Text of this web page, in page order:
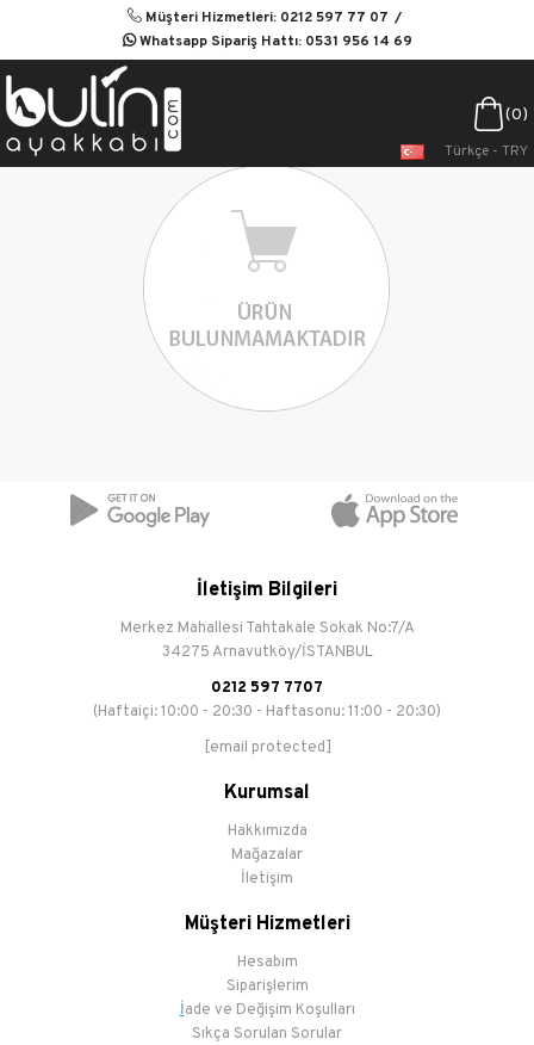
Müşteri Hizmetleri: 0212 597 77 07
Whatsapp Sipariş Hattı: 0531 956 14 69
0
Türkçe - TRY
İletişim Bilgileri
Merkez Mahallesi Tahtakale Sokak No:7/A
34275 Arnavutköy/İSTANBUL
0212 597 7707
(Haftaiçi: 10:00 - 20:30 - Haftasonu: 11:00 - 20:30)
[email protected]
Kurumsal
Hakkımızda
Mağazalar
İletişim
Müşteri Hizmetleri
Hesabım
Siparişlerim
İade ve Değişim Koşulları
Sıkça Sorulan Sorular